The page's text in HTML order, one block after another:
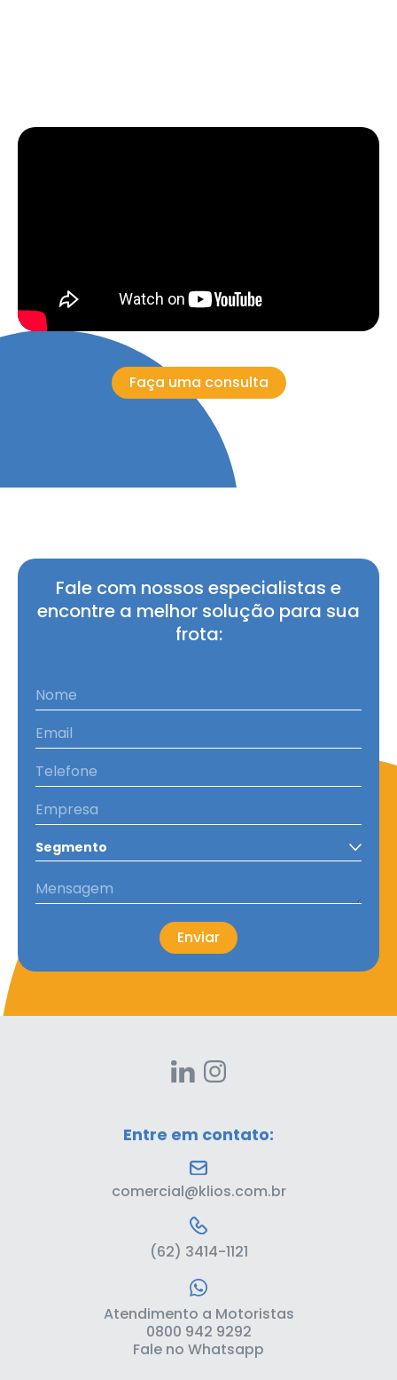
Faça uma consulta
Fale com nossos especialistas e
encontre a melhor solução para sua
frota:
Entre em contato:
comercial@klios.com.br
(62) 3414-1121
Atendimento a Motoristas
0800 942 9292
Fale no Whatsapp